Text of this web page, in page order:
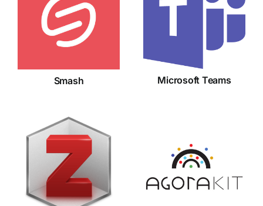
Smash
Smash
Microsoft
Microsoft Teams
Zotero AgoraKit